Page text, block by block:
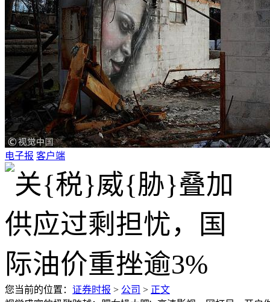
电子报 客户端
您当前的位置： 证券时报 > 公司 > 正文